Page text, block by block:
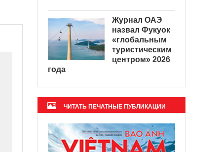
Журнал ОАЭ
назвал Фукуок
«глобальным
туристическим
центром» 2026
года
ЧИТАТЬ ПЕЧАТНЫЕ ПУБЛИКАЦИИ